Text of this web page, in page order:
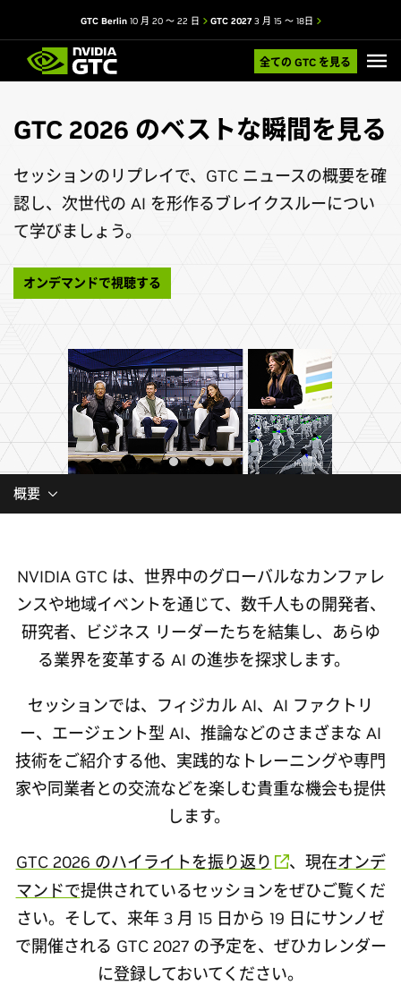
GTC Berlin10 月 20 ～ 22 日 GTC 20273 月 15 ～ 18日
全ての GTC を見る
GTC 2026 のベストな瞬間を見る
セッションのリプレイで、GTC ニュースの概要を確
認し、次世代の AI を形作るブレイクスルーについ
て学びましょう。
オンデマンドで視聴する
概要
NVIDIA GTC は、世界中のグローバルなカンファレ
ンスや地域イベントを通じて、数千人もの開発者、
研究者、ビジネス リーダーたちを結集し、あらゆ
る業界を変革する AI の進歩を探求します。
セッションでは、フィジカル AI、AI ファクトリ
ー、エージェント型 AI、推論などのさまざまな AI
技術をご紹介する他、実践的なトレーニングや専門
家や同業者との交流などを楽しむ貴重な機会も提供
します。
GTC 2026 のハイライトを振り返り 、現在オンデ
マンドで提供されているセッションをぜひご覧くだ
さい。そして、来年 3 月 15 日から 19 日にサンノゼ
で開催される GTC 2027 の予定を、ぜひカレンダー
に登録しておいてください。